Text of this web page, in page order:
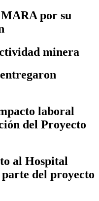
por su
minera
laboral
del Proyecto
al Hospital
del proyecto